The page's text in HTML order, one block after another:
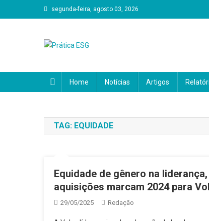
to
segunda-feira, agosto 03, 2026
Home Notícias Artigos
TAG: EQUIDADE
Equidade de gênero na
aquisições marcam 2024 para
29/05/2025 Redação